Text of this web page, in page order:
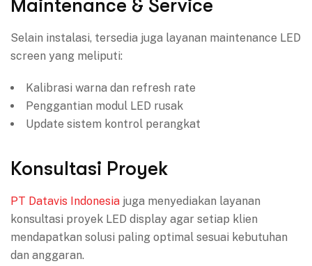
Maintenance & Service
Selain instalasi, tersedia juga layanan maintenance LED
screen yang meliputi:
Kalibrasi warna dan refresh rate
Penggantian modul LED rusak
Update sistem kontrol perangkat
Konsultasi Proyek
PT Datavis Indonesia juga menyediakan layanan
konsultasi proyek LED display agar setiap klien
mendapatkan solusi paling optimal sesuai kebutuhan
dan anggaran.